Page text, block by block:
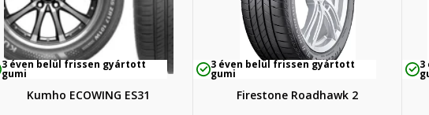
3 éven belül frissen gyártott
gumi
Kumho ECOWING ES31
3 éven belül frissen gyártott
gumi
Firestone Roadhawk 2
3